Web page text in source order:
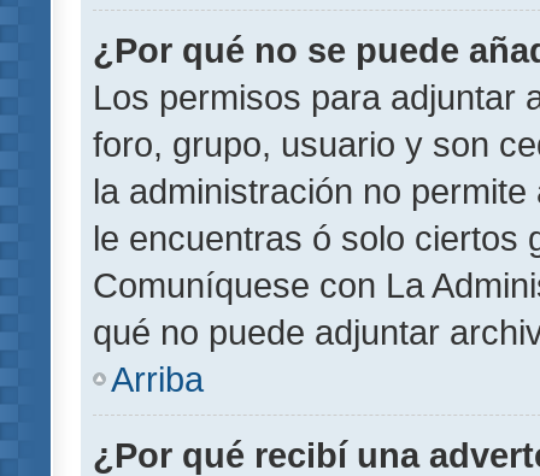
¿Por qué no se puede
Los permisos para adjuntar
foro, grupo, usuario y son
la administración no
le encuentras ó solo ciertos
Comuníquese con La
qué no puede adjuntar
Arriba
¿Por qué recibí una